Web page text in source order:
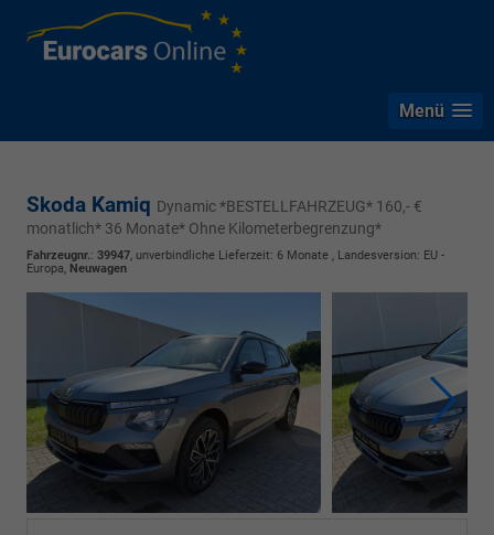
Menü
Skoda Kamiq Dynamic *BESTELLFAHRZEUG* 160,- €
monatlich* 36 Monate* Ohne Kilometerbegrenzung*
Fahrzeugnr.: 39947, unverbindliche Lieferzeit: 6 Monate , Landesversion: EU -
Europa, Neuwagen